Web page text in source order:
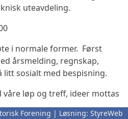
uteavdeling.
i normale former. Først
årsmelding, regnskap,
sosialt med bespisning.
våre løp og treff, ideer mottas
Forening | Løsning: StyreWeb